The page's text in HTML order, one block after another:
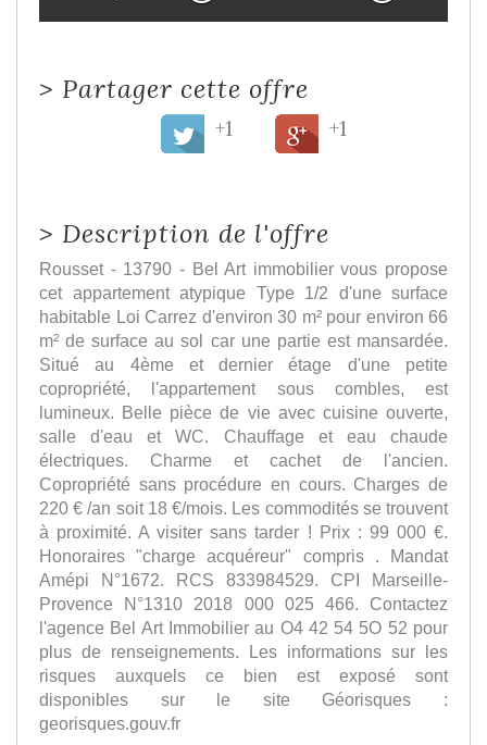
> Partager cette offre
+1 +1
> Description de l'offre
Rousset - 13790 - Bel Art immobilier vous propose
cet appartement atypique Type 1/2 d'une surface
habitable Loi Carrez d'environ 30 m² pour environ 66
m² de surface au sol car une partie est mansardée.
Situé au 4ème et dernier étage d'une petite
copropriété, l'appartement sous combles, est
lumineux. Belle pièce de vie avec cuisine ouverte,
salle d'eau et WC. Chauffage et eau chaude
électriques. Charme et cachet de l'ancien.
Copropriété sans procédure en cours. Charges de
220 € /an soit 18 €/mois. Les commodités se trouvent
à proximité. A visiter sans tarder ! Prix : 99 000 €.
Honoraires "charge acquéreur" compris . Mandat
Amépi N°1672. RCS 833984529. CPI Marseille-
Provence N°1310 2018 000 025 466. Contactez
l'agence Bel Art Immobilier au O4 42 54 5O 52 pour
plus de renseignements. Les informations sur les
risques auxquels ce bien est exposé sont
disponibles sur le site Géorisques :
georisques.gouv.fr